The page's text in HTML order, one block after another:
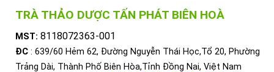
TRÀ THẢO DƯỢC TẤN PHÁT BIÊN HOÀ
MST: 8118072363-001
ĐC : 639/60 Hẻm 62, Đường Nguyễn Thái Học,Tổ 20, Phường
Trảng Dài, Thành Phố Biên Hòa,Tỉnh Đồng Nai, Việt Nam